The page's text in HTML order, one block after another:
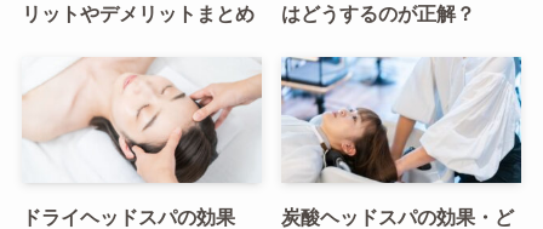
リットやデメリットまとめ
はどうするのが正解？
ドライヘッドスパの効果
炭酸ヘッドスパの効果・ど